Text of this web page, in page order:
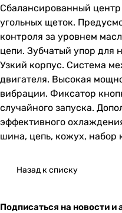
Сбалансированный
угольных щеток.
контроля за уровнем
цепи. Зубчатый упор для
Узкий корпус. Система
двигателя. Высокая
вибрации. Фиксатор
случайного запуска.
эффективного
шина, цепь, кожух, набор
Назад к списку
Подписаться на новости и